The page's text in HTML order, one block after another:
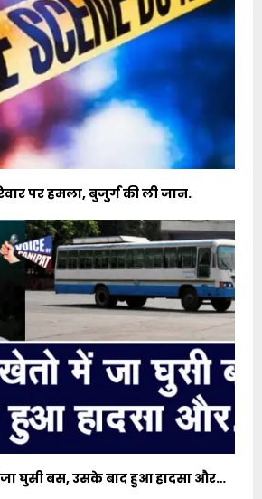
पर हमला, बुजुर्ग की ली जान.
घुसी बस, उसके बाद हुआ हादसा और…